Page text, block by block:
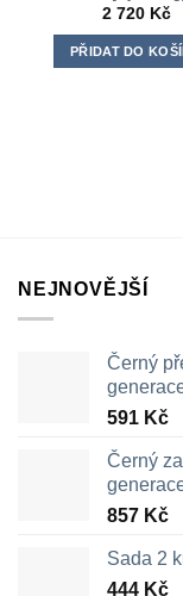
2 720 Kč
PŘIDAT DO
NEJNOVĚJŠÍ
Černý
591 Kč
Černý
857 Kč
Sada 2
444 Kč